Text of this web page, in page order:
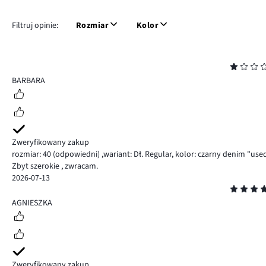
Filtruj opinie: Rozmiar Kolor
1
BARBARA
Zweryfikowany zakup
rozmiar: 40 (odpowiedni) ,wariant: Dł. Regular, kolor: czarny denim
Zbyt szerokie , zwracam.
2026-07-13
4
AGNIESZKA